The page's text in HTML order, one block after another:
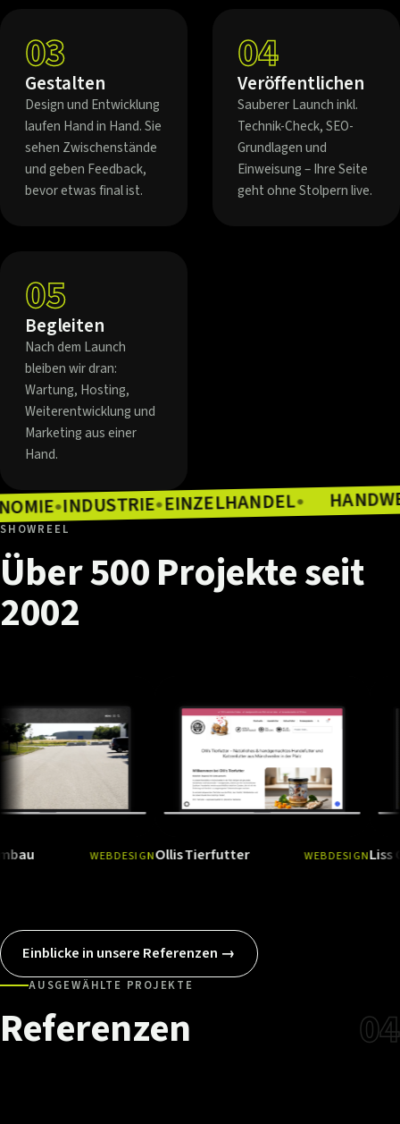
03
Gestalten
Design und Entwicklung
laufen Hand in Hand. Sie
sehen Zwischenstände
und geben Feedback,
bevor etwas final ist.
04
Veröffentlichen
Sauberer Launch inkl.
Technik-Check, SEO-
Grundlagen und
Einweisung – Ihre Seite
geht ohne Stolpern live.
05
Begleiten
Nach dem Launch
bleiben wir dran:
Wartung, Hosting,
Weiterentwicklung und
Marketing aus einer
Hand.
●INDUSTRIE●EINZELHANDEL●
SHOWREEL
Über500Projekteseit
2002
WEBDESIGN Ansehen→
Ollis Tierfutter WEBDESIGN Ansehen
Liss Care
Einblicke in unsere Referenzen →
AUSGEWÄHLTE PROJEKTE
Referenzen 04